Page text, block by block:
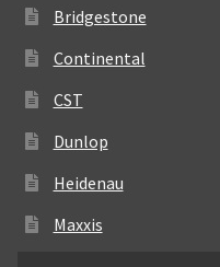
Bridgestone
Continental
CST
Dunlop
Heidenau
Maxxis